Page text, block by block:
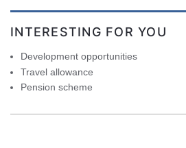
INTERESTING FOR YOU
Development opportunities
Travel allowance
Pension scheme